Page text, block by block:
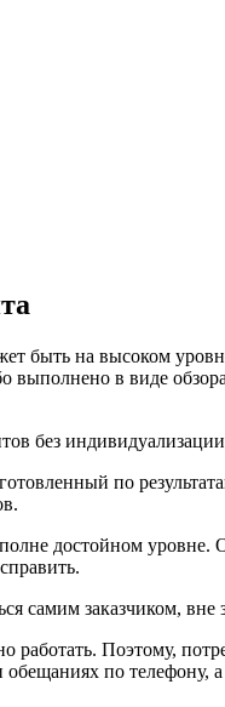
быть на высоком
в виде
без
по
достойном уровне.
самим заказчиком, вне
работать. Поэтому,
по телефону,